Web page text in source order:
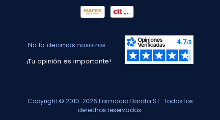
No lo decimos nosotros...
¡Tu opinión es importante!
Copyright © 2010-2026 Farmacia Barata S.L. Todos los
derechos reservados.